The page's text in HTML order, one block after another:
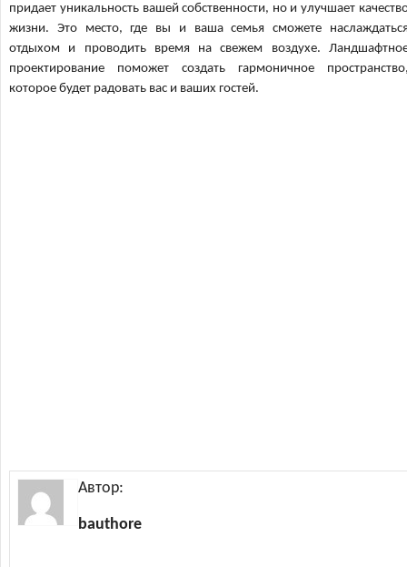
придает уникальность вашей собственности, но и улучшает
жизни. Это место, где вы и ваша семья сможете
отдыхом и проводить время на свежем воздухе.
проектирование поможет создать гармоничное
которое будет радовать вас и ваших гостей.
Автор:
bauthore